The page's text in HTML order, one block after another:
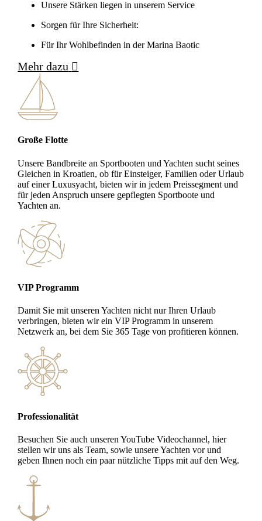
Unsere Stärken liegen in unserem Service
Sorgen für Ihre Sicherheit:
Für Ihr Wohlbefinden in der Marina Baotic
Mehr dazu
Große Flotte
Unsere Bandbreite an Sportbooten und Yachten sucht seines
Gleichen in Kroatien, ob für Einsteiger, Familien oder Urlaub
auf einer Luxusyacht, bieten wir in jedem Preissegment und
für jeden Anspruch unsere gepflegten Sportboote und
Yachten an.
VIP Programm
Damit Sie mit unseren Yachten nicht nur Ihren Urlaub
verbringen, bieten wir ein VIP Programm in unserem
Netzwerk an, bei dem Sie 365 Tage von profitieren können.
Professionalität
Besuchen Sie auch unseren YouTube Videochannel, hier
stellen wir uns als Team, sowie unsere Yachten vor und
geben Ihnen noch ein paar nützliche Tipps mit auf den Weg.